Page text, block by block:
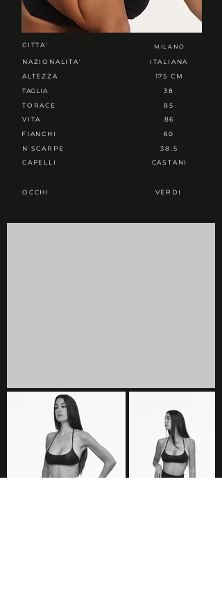
CITTA'
NAZIONALITA'
ALTEZZA
TAGLIA
TORACE
VITA
FIANCHI
N SCARPE
CAPELLI
OCCHI
MILANO
ITALIANA
175 CM
38
86
85
60
38.5
CASTANI
VERDI